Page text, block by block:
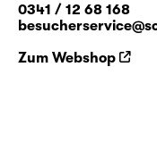
übernehmenFalk
0341 / 12 68 168
Zum Webshop